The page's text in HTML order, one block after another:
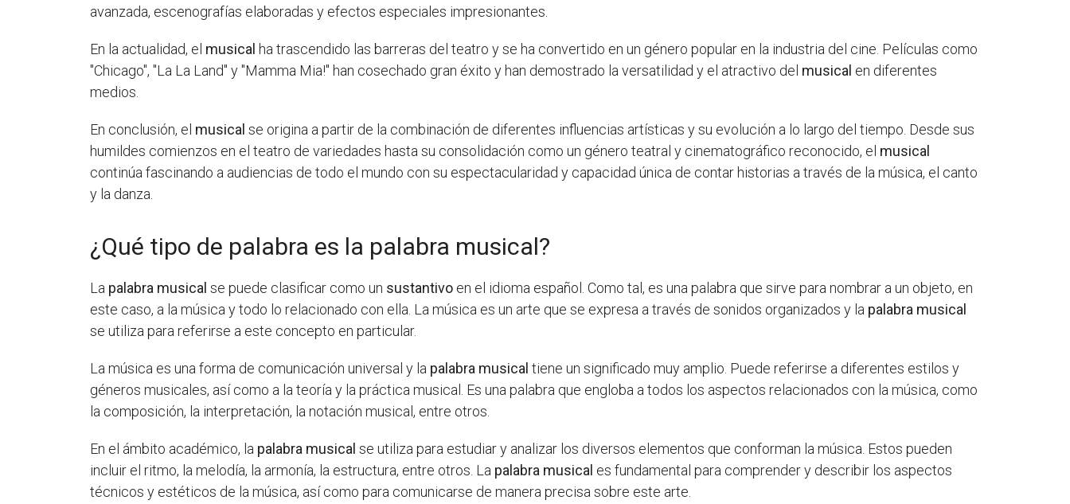
avanzada, escenografías elaboradas y efectos especiales impresionantes.
En la actualidad, el musical ha trascendido las barreras del teatro y se ha convertido en un género popular en la industria del cine. Películas como
"Chicago", "La La Land" y "Mamma Mia!" han cosechado gran éxito y han demostrado la versatilidad y el atractivo del musical en diferentes
medios.
En conclusión, el musical se origina a partir de la combinación de diferentes influencias artísticas y su evolución a lo largo del tiempo. Desde sus
humildes comienzos en el teatro de variedades hasta su consolidación como un género teatral y cinematográfico reconocido, el musical
continúa fascinando a audiencias de todo el mundo con su espectacularidad y capacidad única de contar historias a través de la música, el canto
y la danza.
¿Qué tipo de palabra es la palabra musical?
La palabra musical se puede clasificar como un sustantivo en el idioma español. Como tal, es una palabra que sirve para nombrar a un objeto, en
este caso, a la música y todo lo relacionado con ella. La música es un arte que se expresa a través de sonidos organizados y la palabra musical
se utiliza para referirse a este concepto en particular.
La música es una forma de comunicación universal y la palabra musical tiene un significado muy amplio. Puede referirse a diferentes estilos y
géneros musicales, así como a la teoría y la práctica musical. Es una palabra que engloba a todos los aspectos relacionados con la música, como
la composición, la interpretación, la notación musical, entre otros.
En el ámbito académico, la palabra musical se utiliza para estudiar y analizar los diversos elementos que conforman la música. Estos pueden
incluir el ritmo, la melodía, la armonía, la estructura, entre otros. La palabra musical es fundamental para comprender y describir los aspectos
técnicos y estéticos de la música, así como para comunicarse de manera precisa sobre este arte.